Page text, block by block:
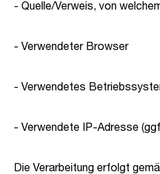
- Quelle/Verweis, von
- Verwendeter Browser
- Verwendetes
- Verwendete IP-Adresse
Die Verarbeitung erfolgt